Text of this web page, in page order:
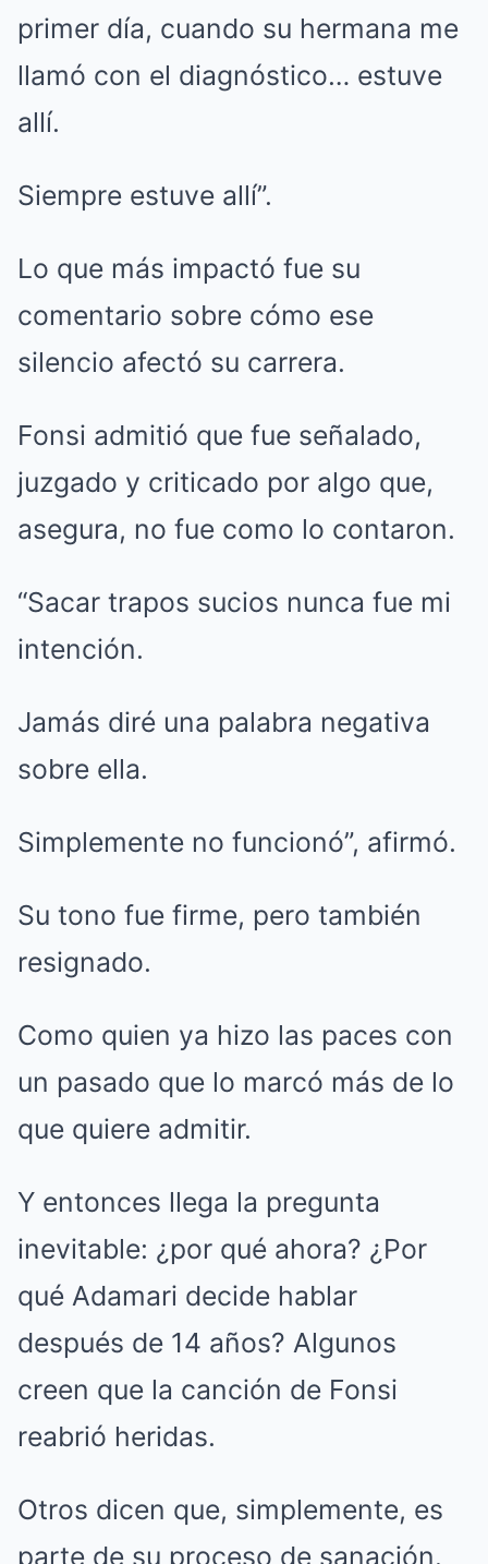
primer día, cuando su hermana me
llamó con el diagnóstico… estuve
allí.
Siempre estuve allí”.
Lo que más impactó fue su
comentario sobre cómo ese
silencio afectó su carrera.
Fonsi admitió que fue señalado,
juzgado y criticado por algo que,
asegura, no fue como lo contaron.
“Sacar trapos sucios nunca fue mi
intención.
Jamás diré una palabra negativa
sobre ella.
Simplemente no funcionó”, afirmó.
Su tono fue firme, pero también
resignado.
Como quien ya hizo las paces con
un pasado que lo marcó más de lo
que quiere admitir.
Y entonces llega la pregunta
inevitable: ¿por qué ahora? ¿Por
qué Adamari decide hablar
después de 14 años? Algunos
creen que la canción de Fonsi
reabrió heridas.
Otros dicen que, simplemente, es
parte de su proceso de sanación.